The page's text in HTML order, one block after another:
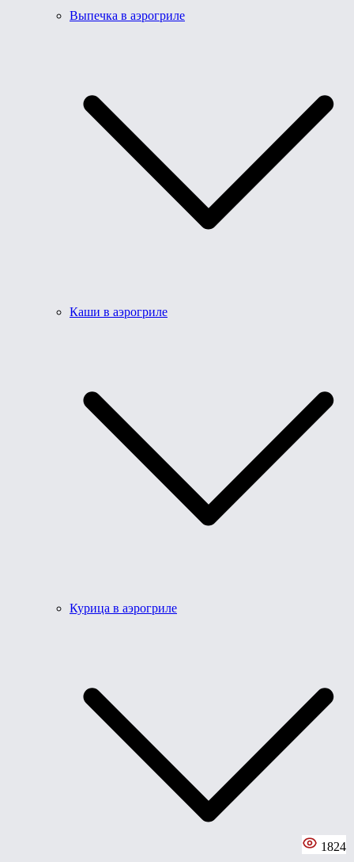
Выпечка в аэрогриле
Каши в аэрогриле
Курица в аэрогриле
1824